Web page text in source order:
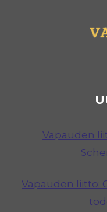
Vapauden
Vapauden liitto: